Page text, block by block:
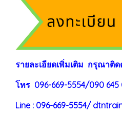
รายละเอียดเพิ่มเติม กรุณาติด
โทร 096-669-5554/090 645
Line : 096-669-5554/